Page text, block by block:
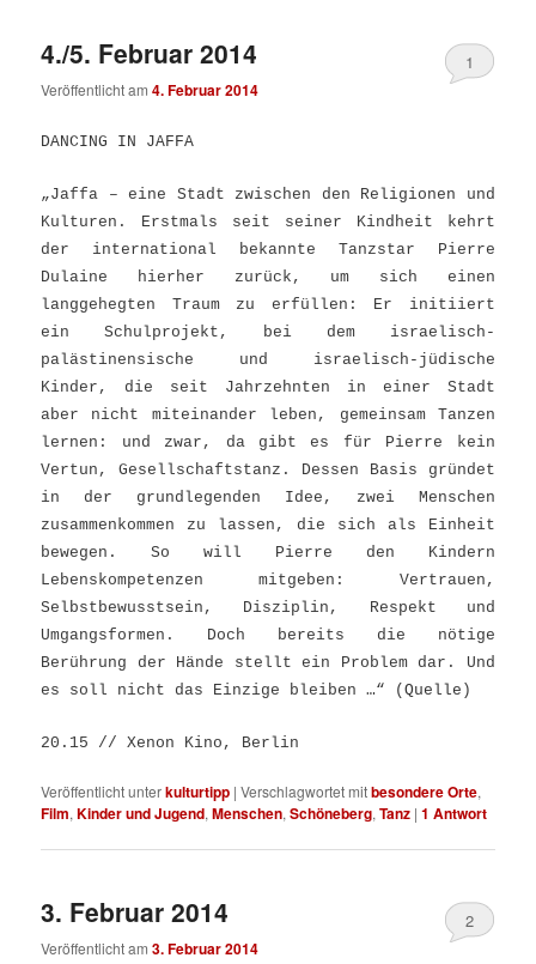
4./5. Februar 2014
Veröffentlicht am4. Februar 2014
1
DANCING IN JAFFA
„Jaffa – eine Stadt zwischen den Religionen und
Kulturen. Erstmals seit seiner Kindheit kehrt
der international bekannte Tanzstar Pierre
Dulaine hierher zurück, um sich einen
langgehegten Traum zu erfüllen: Er initiiert
ein Schulprojekt, bei dem israelisch-
palästinensische und israelisch-jüdische
Kinder, die seit Jahrzehnten in einer Stadt
aber nicht miteinander leben, gemeinsam Tanzen
lernen: und zwar, da gibt es für Pierre kein
Vertun, Gesellschaftstanz. Dessen Basis gründet
in der grundlegenden Idee, zwei Menschen
zusammenkommen zu lassen, die sich als Einheit
bewegen. So will Pierre den Kindern
Lebenskompetenzen mitgeben: Vertrauen,
Selbstbewusstsein, Disziplin, Respekt und
Umgangsformen. Doch bereits die nötige
Berührung der Hände stellt ein Problem dar. Und
es soll nicht das Einzige bleiben …“
(Quelle )
20.15 // Xenon Kino, Berlin
Veröffentlicht unterkulturtipp |Verschlagwortet mitbesondere Orte,
Film,Kinder und Jugend,Menschen,Schöneberg,Tanz |1 Antwort
3. Februar 2014
Veröffentlicht am3. Februar 2014
2